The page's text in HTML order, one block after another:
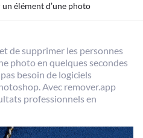
élément d’une photo
de supprimer les personnes
photo en quelques secondes
besoin de logiciels
Avec remover.app
professionnels en